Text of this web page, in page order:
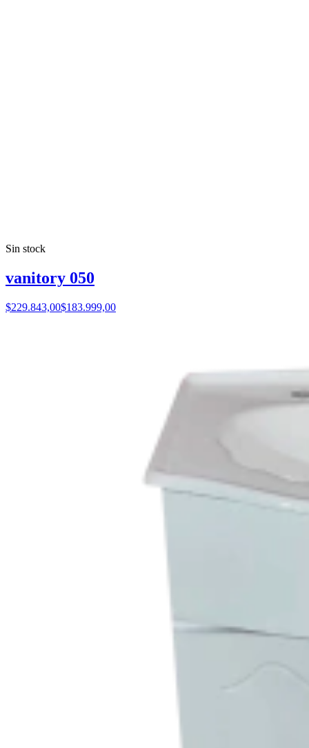
Sin stock
vanitory 050
$229.843,00$183.999,00